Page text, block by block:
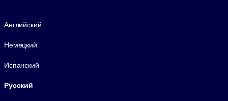
Английский
Немецкий
Испанский
Русский